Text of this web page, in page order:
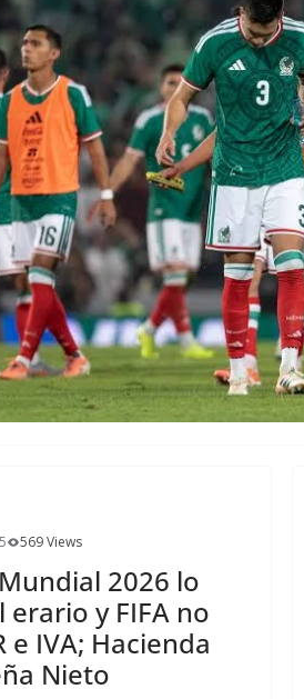
569 Views
2026 lo
y FIFA no
e IVA; Hacienda
Nieto